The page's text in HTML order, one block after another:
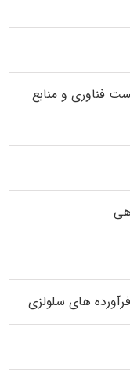
فناوری و منابع
های سلولزی